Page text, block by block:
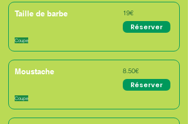
Taille de barbe 19€
Réserver
Coupe
Moustache 8.50€
Réserver
Coupe